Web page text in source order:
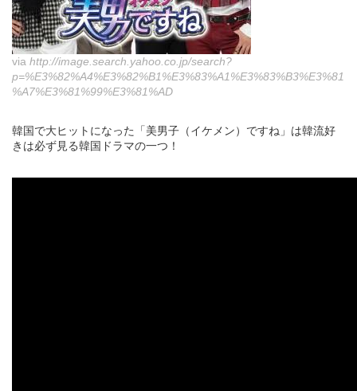
via http://image.search.yahoo.co.jp/search?
p=%E3%82%A4%E3%82%B1%E3%83%A1%E3%83%B3%E3%81
%A7%E3%81%99%E3%81%AD
韓国で大ヒットになった「美男子（イケメン）ですね」は韓流好
きは必ず見る韓国ドラマの一つ！